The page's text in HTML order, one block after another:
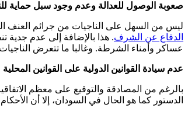
صعوبة الوصول للعدالة وعدم وجود سبل حماية
ليس من السهل على الناجيات من جرائم العنف
الدفاع عن الشرف. هذا بالإضافة إلى عدم جدية
عساكر وأمناء الشرطة. وغالبا ما تتعرض
عدم سيادة القوانين الدولية على القوانين المحلية
بالرغم من المصادقة والتوقيع على معظم
الدستور كما هو الحال في السودان، إلا أن